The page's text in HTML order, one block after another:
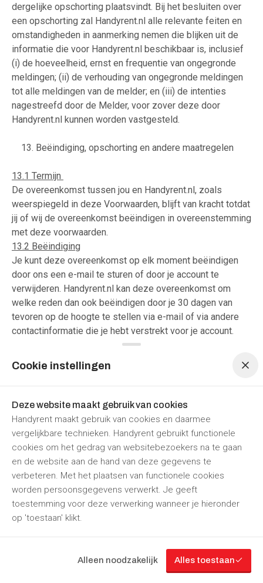
dergelijke opschorting plaatsvindt. Bij het besluiten over
een opschorting zal Handyrent.nl alle relevante feiten en
omstandigheden in aanmerking nemen die blijken uit de
informatie die voor Handyrent.nl beschikbaar is, inclusief
(i) de hoeveelheid, ernst en frequentie van ongegronde
meldingen; (ii) de verhouding van ongegronde meldingen
tot alle meldingen van de melder; en (iii) de intenties
nagestreefd door de Melder, voor zover deze door
Handyrent.nl kunnen worden vastgesteld.
13. Beëindiging, opschorting en andere maatregelen
13.1 Termijn
De overeenkomst tussen jou en Handyrent.nl, zoals
weerspiegeld in deze Voorwaarden, blijft van kracht totdat
jij of wij de overeenkomst beëindigen in overeenstemming
met deze voorwaarden.
13.2 Beëindiging
Je kunt deze overeenkomst op elk moment beëindigen
door ons een e-mail te sturen of door je account te
verwijderen. Handyrent.nl kan deze overeenkomst om
welke reden dan ook beëindigen door je 30 dagen van
tevoren op de hoogte te stellen via e-mail of via andere
contactinformatie die je hebt verstrekt voor je account.
Handyrent.nl kan deze overeenkomst ook onmiddellijk en
zonder voorafgaande kennisgeving beëindigen en de
toegang tot het Handyrent.nl Platform stopzetten als (i) je
Voorwaarden of Beleidsregels materieel schendt, (ii) je
toepasselijke wetten overtreedt, of (iii) een dergelijke
actie noodzakelijk is om de persoonlijke veiligheid of
eigendom van Handyrent.nl, zijn Leden of derden te
beschermen (bijvoorbeeld in het geval van frauduleus
gedrag van een Lid), of (iv) je account meer dan twee jaar
inactief is geweest.
13.3 Overtredingen
Als (i) je deze Voorwaarden schendt, (ii) je toepasselijke
deze Voorwaarden, (iv) je herhaaldelijk slechte
beoordelingen hebt ontvangen of Handyrent.nl anderszins
Cookie instellingen
Deze website maakt gebruik van cookies
Handyrent maakt gebruik van cookies en daarmee
vergelijkbare technieken. Handyrent gebruikt functionele
cookies om het gedrag van websitebezoekers na te gaan
en de website aan de hand van deze gegevens te
verbeteren. Met het plaatsen van functionele cookies
worden persoonsgegevens verwerkt. Je geeft
toestemming voor deze verwerking wanneer je hieronder
op 'toestaan' klikt.
Alleen noodzakelijk Alles toestaan